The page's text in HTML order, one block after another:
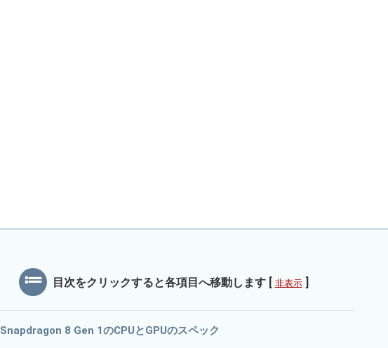
目次をクリックすると各項目へ移動します [ 非表示 ]
Snapdragon 8 Gen 1のCPUとGPUのスペック